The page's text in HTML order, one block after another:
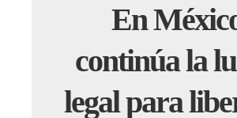
En
continúa la
legal para